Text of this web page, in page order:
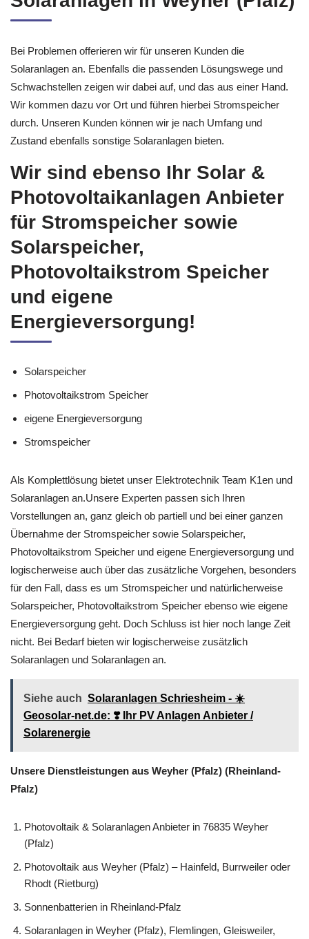
Bei Problemen offerieren wir für unseren Kunden die
Solaranlagen an. Ebenfalls die passenden Lösungswege und
Schwachstellen zeigen wir dabei auf, und das aus einer Hand.
Wir kommen dazu vor Ort und führen hierbei Stromspeicher
durch. Unseren Kunden können wir je nach Umfang und
Zustand ebenfalls sonstige Solaranlagen bieten.
Wir sind ebenso Ihr Solar &
Photovoltaikanlagen Anbieter
für Stromspeicher sowie
Solarspeicher,
Photovoltaikstrom Speicher
und eigene
Energieversorgung!
Solarspeicher
Photovoltaikstrom Speicher
eigene Energieversorgung
Stromspeicher
Als Komplettlösung bietet unser Elektrotechnik Team K1en und
Solaranlagen an.Unsere Experten passen sich Ihren
Vorstellungen an, ganz gleich ob partiell und bei einer ganzen
Übernahme der Stromspeicher sowie Solarspeicher,
Photovoltaikstrom Speicher und eigene Energieversorgung und
logischerweise auch über das zusätzliche Vorgehen, besonders
für den Fall, dass es um Stromspeicher und natürlicherweise
Solarspeicher, Photovoltaikstrom Speicher ebenso wie eigene
Energieversorgung geht. Doch Schluss ist hier noch lange Zeit
nicht. Bei Bedarf bieten wir logischerweise zusätzlich
Solaranlagen und Solaranlagen an.
Siehe auch Solaranlagen Schriesheim - ☀️
Geosolar-net.de: ❣️ Ihr PV Anlagen Anbieter /
Solarenergie
Unsere Dienstleistungen aus Weyher (Pfalz) (Rheinland-
Pfalz)
Photovoltaik & Solaranlagen Anbieter in 76835 Weyher
(Pfalz)
Photovoltaik aus Weyher (Pfalz) – Hainfeld, Burrweiler oder
Rhodt (Rietburg)
Sonnenbatterien in Rheinland-Pfalz
Solaranlagen in Weyher (Pfalz), Flemlingen, Gleisweiler,